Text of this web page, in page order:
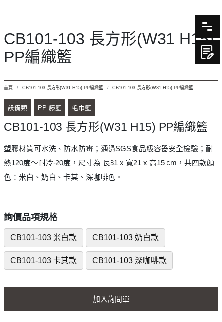
CB101-103 長方形(W31 H15)
PP編織籃
首頁 CB101-103 長方形(W31 H15) PP編織籃 CB101-103 長方形(W31 H15) PP編織籃
設備類 PP 籐籃 毛巾籃
CB101-103 長方形(W31 H15) PP編織籃
塑膠材質可水洗、防水防霉；通過SGS食品級容器安全檢驗；耐
熱120度～耐冷-20度，尺寸為 長31 x 寬21 x 高15 cm，共四款顏
色：米白、奶白、卡其、深咖啡色。
詢價品項規格
CB101-103 米白款 CB101-103 奶白款
CB101-103 卡其款 CB101-103 深咖啡款
加入詢問單